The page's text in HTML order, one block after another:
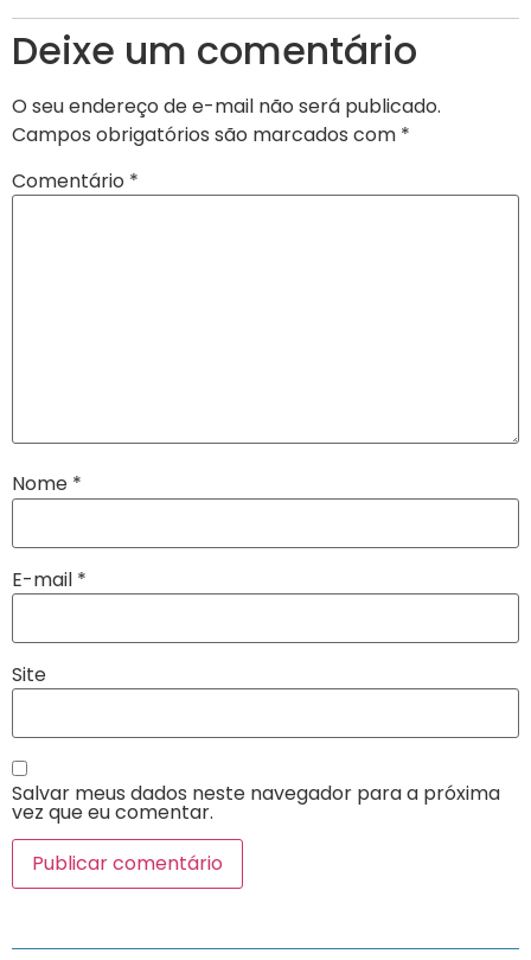
Deixe um comentário
O seu endereço de e-mail não será publicado.
Campos obrigatórios são marcados com *
Comentário *
Nome *
E-mail *
Site
Salvar meus dados neste navegador para a próxima
vez que eu comentar.